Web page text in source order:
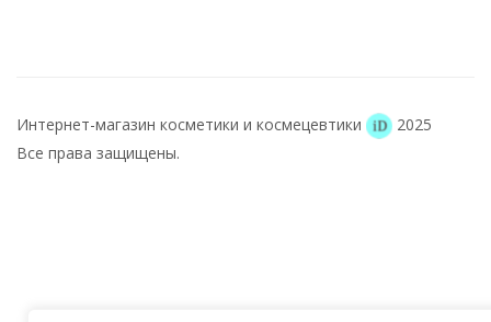
Интернет-магазин косметики и космецевтики
2025
Все права защищены.